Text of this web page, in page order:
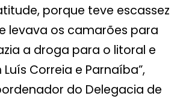
porque teve escassez
levava os camarões para
a droga para o litoral e
Correia e Parnaíba”,
do Delegacia de